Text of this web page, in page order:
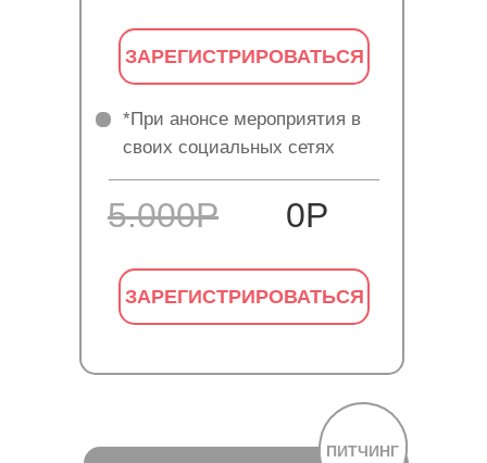
0Р
5.000Р
ЗАРЕГИСТРИРОВАТЬСЯ
ЗАРЕГИСТРИРОВАТЬСЯ
*При анонсе мероприятия в
своих социальных сетях
ПИТЧИНГ